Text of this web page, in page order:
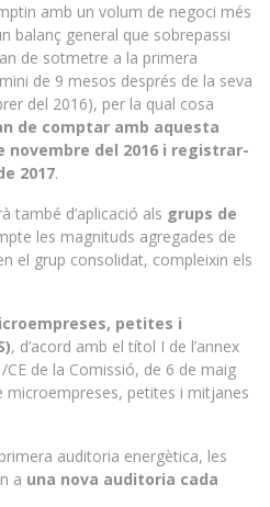
amb un volum de negoci més
balanç general que sobrepassi
de sotmetre a la primera
de 9 mesos després de la seva
del 2016), per la qual cosa
de comptar amb aquesta
novembre del 2016 i registrar-
2017.
també d’aplicació als grups de
les magnituds agregades de
el grup consolidat, compleixin els
petites i
, d’acord amb el títol I de l’annex
de la Comissió, de 6 de maig
microempreses, petites i mitjanes
auditoria energètica, les
a una nova auditoria cada